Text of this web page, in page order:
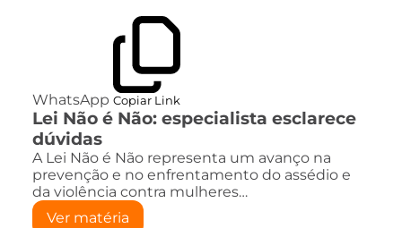
WhatsApp Copiar Link
Lei Não é Não: especialista esclarece
dúvidas
A Lei Não é Não representa um avanço na
prevenção e no enfrentamento do assédio e
da violência contra mulheres…
Ver matéria